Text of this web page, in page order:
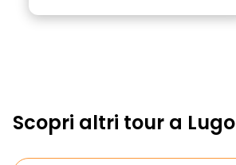
Scopri altri tour a Lugo